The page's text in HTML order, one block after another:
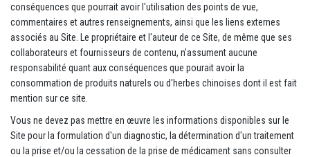
conséquences que pourrait avoir l'utilisation des points de vue,
commentaires et autres renseignements, ainsi que les liens externes
associés au Site. Le propriétaire et l'auteur de ce Site, de même que ses
collaborateurs et fournisseurs de contenu, n'assument aucune
responsabilité quant aux conséquences que pourait avoir la
consommation de produits naturels ou d'herbes chinoises dont il est fait
mention sur ce site.
Vous ne devez pas mettre en œuvre les informations disponibles sur le
Site pour la formulation d'un diagnostic, la détermination d'un traitement
ou la prise et/ou la cessation de la prise de médicament sans consulter